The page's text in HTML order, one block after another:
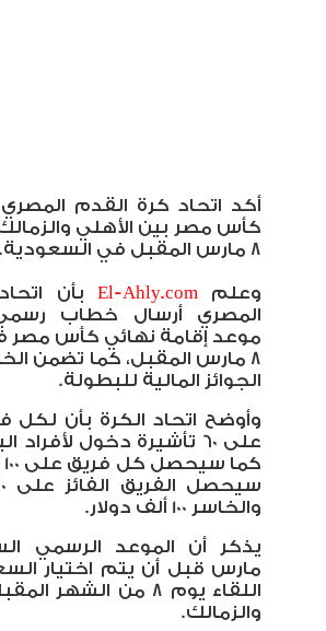
أكد اتحاد كرة القدم
كأس مصر بين الأهلي
8 مارس المقبل في السعودية.
وعلمEl-Ahly.com بأن
المصري أرسال خطاب
موعد إقامة نهائي كأس مصر
8 مارس المقبل، كما تضمن
الجوائز المالية للبطولة.
وأوضح اتحاد الكرة بأن
على 60 تأشيرة دخول
والخاسر 100 ألف دولار.
مارس قبل أن يتم اختيار
اللقاء يوم 8 من الشهر
والزمالك.